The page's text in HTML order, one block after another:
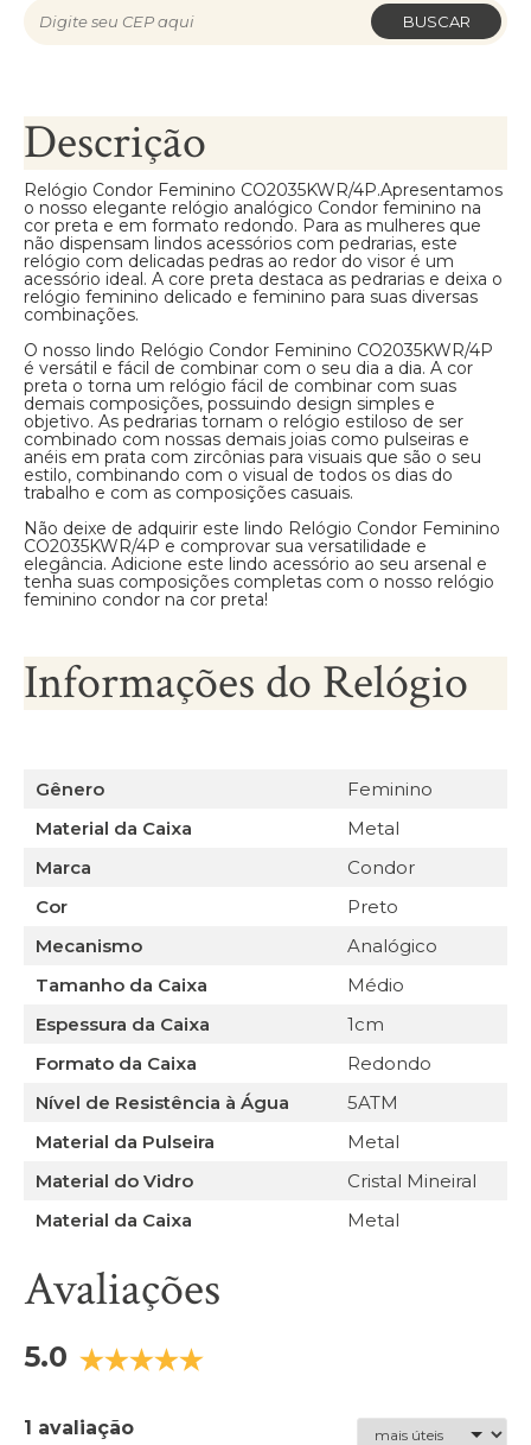
BUSCAR
Descrição
Relógio Condor Feminino CO2035KWR/4P.Apresentamos
o nosso elegante relógio analógico Condor feminino na
cor preta e em formato redondo. Para as mulheres que
não dispensam lindos acessórios com pedrarias, este
relógio com delicadas pedras ao redor do visor é um
acessório ideal. A core preta destaca as pedrarias e deixa o
relógio feminino delicado e feminino para suas diversas
combinações.
O nosso lindo Relógio Condor Feminino CO2035KWR/4P
é versátil e fácil de combinar com o seu dia a dia. A cor
preta o torna um relógio fácil de combinar com suas
demais composições, possuindo design simples e
objetivo. As pedrarias tornam o relógio estiloso de ser
combinado com nossas demais joias como pulseiras e
anéis em prata com zircônias para visuais que são o seu
estilo, combinando com o visual de todos os dias do
trabalho e com as composições casuais.
Não deixe de adquirir este lindo Relógio Condor Feminino
CO2035KWR/4P e comprovar sua versatilidade e
elegância. Adicione este lindo acessório ao seu arsenal e
tenha suas composições completas com o nosso relógio
feminino condor na cor preta!
Informações do Relógio
Gênero
Feminino
Material da Caixa
Metal
Marca
Condor
Cor
Preto
Mecanismo
Analógico
Tamanho da Caixa
Médio
Espessura da Caixa
1cm
Formato da Caixa
Redondo
Nível de Resistência à Água
5ATM
Material da Pulseira
Metal
Material do Vidro
Cristal Mineiral
Material da Caixa
Metal
Avaliações
5.0
1 avaliação